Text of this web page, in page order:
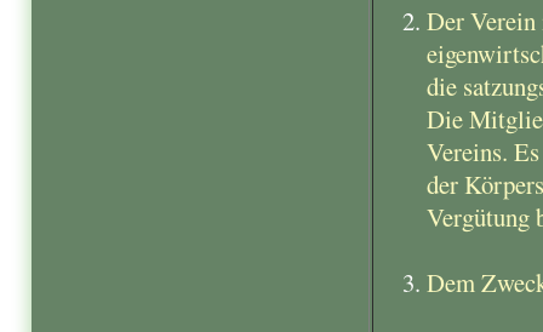
Der
die
Die
Vereins.
der
Vergütung
Dem